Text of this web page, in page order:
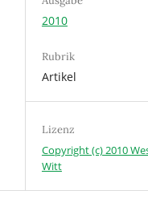
2010
Rubrik
Artikel
Lizenz
Copyright (c) 2010
Witt